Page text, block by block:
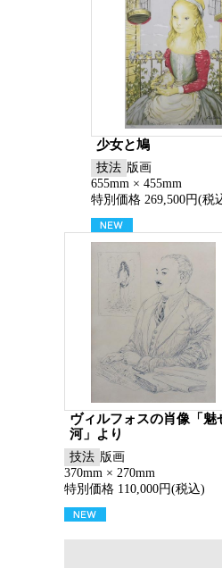
少女と鳩
技法 版画
655mm × 455mm
特別価格 269,500円(税
ヴィルフォスの肖像「魅
河」より
技法 版画
370mm × 270mm
特別価格 110,000円(税込)